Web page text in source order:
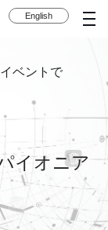
English
ベントで
イオニア